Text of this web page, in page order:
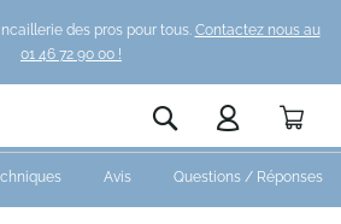
des pros pour tous. Contactez nous au
01 46 72 90 00 !
Rechercher
Avis Questions / Réponses